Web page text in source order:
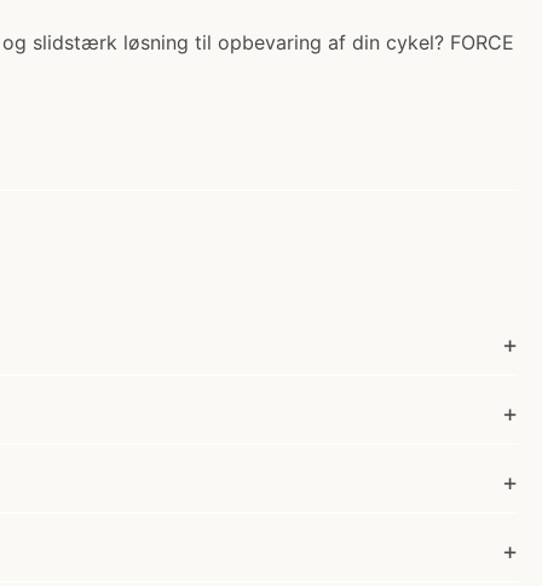
slidstærk løsning til opbevaring af din cykel? FORCE